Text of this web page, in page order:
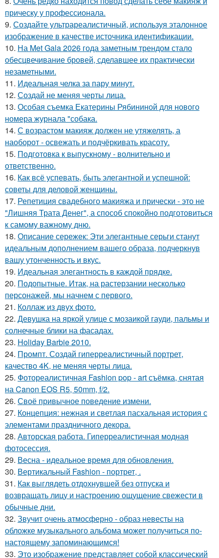
прическу у профессионала.
9. Создайте ультрареалистичный, используя эталонное
изображение в качестве источника идентификации.
10. На Met Gala 2026 года заметным трендом стало
обесцвечивание бровей, сделавшее их практически
незаметными.
11. Идеальная челка за пару минут.
12. Создай не меняя черты лица.
13. Особая съемка Екатерины Рябининой для нового
номера журнала "собака.
14. С возрастом макияж должен не утяжелять, а
наоборот - освежать и подчёркивать красоту.
15. Подготовка к выпускному - волнительно и
ответственно.
16. Как всё успевать, быть элегантной и успешной:
советы для деловой женщины.
17. Репетиция свадебного макияжа и прически - это не
"Лишняя Трата Денег", а способ спокойно подготовиться
к самому важному дню.
18. Описание сережек: Эти элегантные серьги станут
идеальным дополнением вашего образа, подчеркнув
вашу утонченность и вкус.
19. Идеальная элегантность в каждой прядке.
20. Подопытные. Итак, на растерзании несколько
персонажей, мы начнем с первого.
21. Коллаж из двух фото.
22. Девушка на яркой улице с мозаикой гауди, пальмы и
солнечные блики на фасадах.
23. Holiday Barbie 2010.
24. Промпт. Создай гиперреалистичный портрет,
качество 4K, не меняя черты лица.
25. Фотореалистичная Fashion pop - art съёмка, снятая
на Canon EOS R5, 50mm, f/2.
26. Своё привычное поведение измени.
27. Концепция: нежная и светлая пасхальная история с
элементами праздничного декора.
28. Авторская работа. Гиперреалистичная модная
фотосессия.
29. Весна - идеальное время для обновления.
30. Вертикальный Fashion - портрет, .
31. Как выглядеть отдохнувшей без отпуска и
возвращать лицу и настроению ощущение свежести в
обычные дни.
32. Звучит очень атмосферно - образ невесты на
обложке музыкального альбома может получиться по-
настоящему запоминающимся!
33. Это изображение представляет собой классический